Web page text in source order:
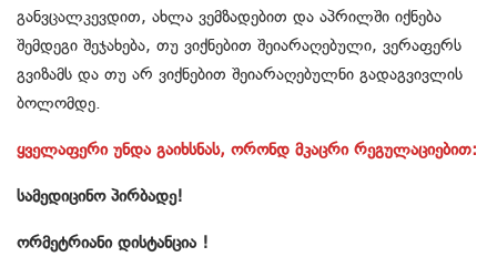
განვცალკევდით, ახლა ვემზადებით და აპრილში იქნება
შემდეგი შეჯახება, თუ ვიქნებით შეიარაღებული, ვერაფერს
გვიზამს და თუ არ ვიქნებით შეიარაღებულნი გადაგვივლის
ბოლომდე.
ყველაფერი უნდა გაიხსნას, ორონდ მკაცრი რეგულაციებით:
სამედიცინო პირბადე!
ორმეტრიანი დისტანცია !